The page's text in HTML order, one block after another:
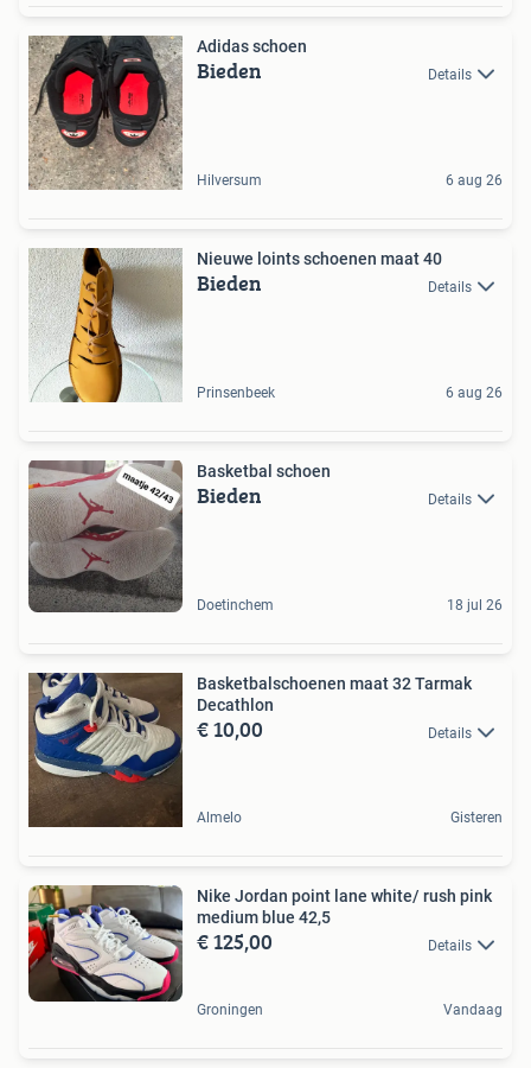
Adidas schoen
Bieden Details
Hilversum 6 aug 26
Nieuwe loints schoenen maat 40
Bieden Details
Prinsenbeek 6 aug 26
Basketbal schoen
Bieden Details
Doetinchem 18 jul 26
Basketbalschoenen maat 32 Tarmak
Decathlon
€ 10,00 Details
Almelo Gisteren
Nike Jordan point lane white/ rush pink
medium blue 42,5
€ 125,00 Details
Groningen Vandaag